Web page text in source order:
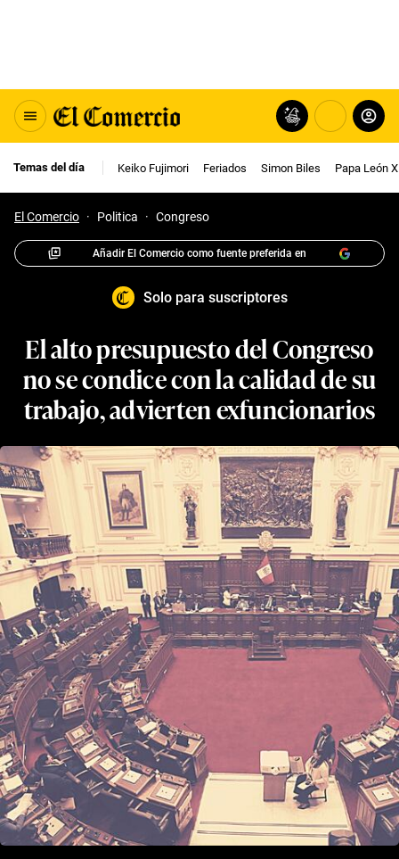
Temas del día Keiko Fujimori Feriados Simon Biles Papa León
El Comercio · Politica · Congreso
Añadir El Comercio como fuente preferida en
Solo para suscriptores
El alto presupuesto del Congreso
no se condice con la calidad de su
trabajo, advierten exfuncionarios